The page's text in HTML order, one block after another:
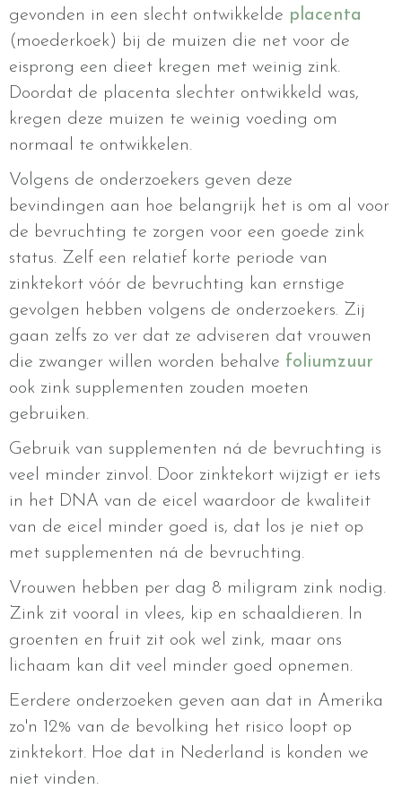
gevonden in een slecht ontwikkelde placenta
(moederkoek) bij de muizen die net voor de
eisprong een dieet kregen met weinig zink.
Doordat de placenta slechter ontwikkeld was,
kregen deze muizen te weinig voeding om
normaal te ontwikkelen.
Volgens de onderzoekers geven deze
bevindingen aan hoe belangrijk het is om al voor
de bevruchting te zorgen voor een goede zink
status. Zelf een relatief korte periode van
zinktekort vóór de bevruchting kan ernstige
gevolgen hebben volgens de onderzoekers. Zij
gaan zelfs zo ver dat ze adviseren dat vrouwen
die zwanger willen worden behalve foliumzuur
ook zink supplementen zouden moeten
gebruiken.
Gebruik van supplementen ná de bevruchting is
veel minder zinvol. Door zinktekort wijzigt er iets
in het DNA van de eicel waardoor de kwaliteit
van de eicel minder goed is, dat los je niet op
met supplementen ná de bevruchting.
Vrouwen hebben per dag 8 miligram zink nodig.
Zink zit vooral in vlees, kip en schaaldieren. In
groenten en fruit zit ook wel zink, maar ons
lichaam kan dit veel minder goed opnemen.
Eerdere onderzoeken geven aan dat in Amerika
zo'n 12% van de bevolking het risico loopt op
zinktekort. Hoe dat in Nederland is konden we
niet vinden.